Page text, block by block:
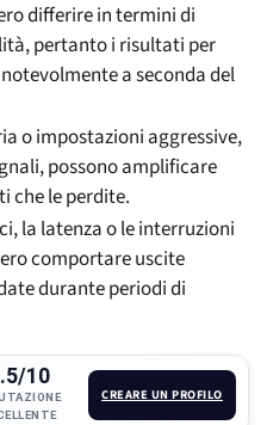
differire in termini di
pertanto i risultati per
a seconda del
o impostazioni aggressive,
possono amplificare
che le perdite.
la latenza o le interruzioni
comportare uscite
durante periodi di
10
CREARE UN PROFILO